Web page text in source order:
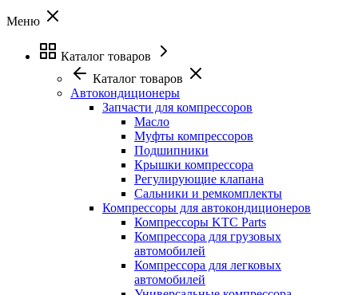
Меню
Каталог товаров
Каталог товаров
Автокондиционеры
Запчасти для компрессоров
Масло
Муфты компрессоров
Подшипники
Крышки компрессора
Регулирующие клапана
Сальники и ремкомплекты
Компрессоры для автокондиционеров
Компрессоры KTC Parts
Компрессора для грузовых
автомобилей
Компрессора для легковых
автомобилей